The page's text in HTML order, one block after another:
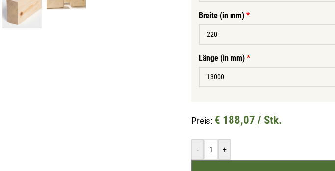
Breite (in mm) *
Länge (in mm) *
Preis: € 188,07 / Stk.
- +
Mit unserem